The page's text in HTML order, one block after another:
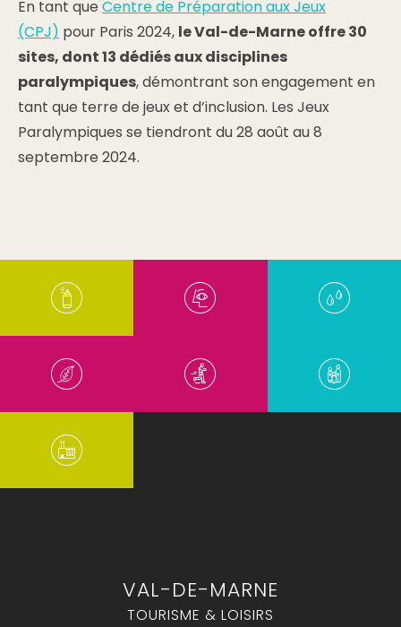
En tant que Centre de Préparation aux Jeux
(CPJ) pour Paris 2024, le Val-de-Marne offre 30
sites, dont 13 dédiés aux disciplines
paralympiques, démontrant son engagement en
tant que terre de jeux et d’inclusion. Les Jeux
Paralympiques se tiendront du 28 août au 8
septembre 2024.
VAL-DE-MARNE
TOURISME & LOISIRS